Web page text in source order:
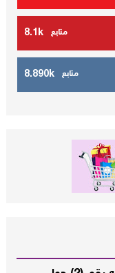
8.1k متابع
8.890k متابع